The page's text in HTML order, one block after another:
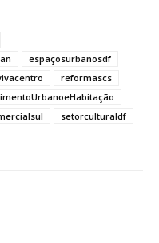
espaçosurbanosdf
reformascs
setorculturaldf